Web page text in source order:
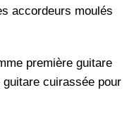
accordeurs moulés
première guitare
cuirassée pour